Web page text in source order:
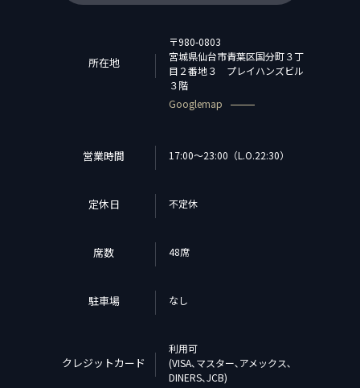
所在地
〒980-0803
宮城県仙台市青葉区国分町３丁
目２番地３ プレイハンズビル
３階
Googlemap
営業時間 17:00～23:00（L.O.22:30）
定休日 不定休
席数 48席
駐車場 なし
クレジットカード
利用可
(VISA､マスター､アメックス､
DINERS､JCB)